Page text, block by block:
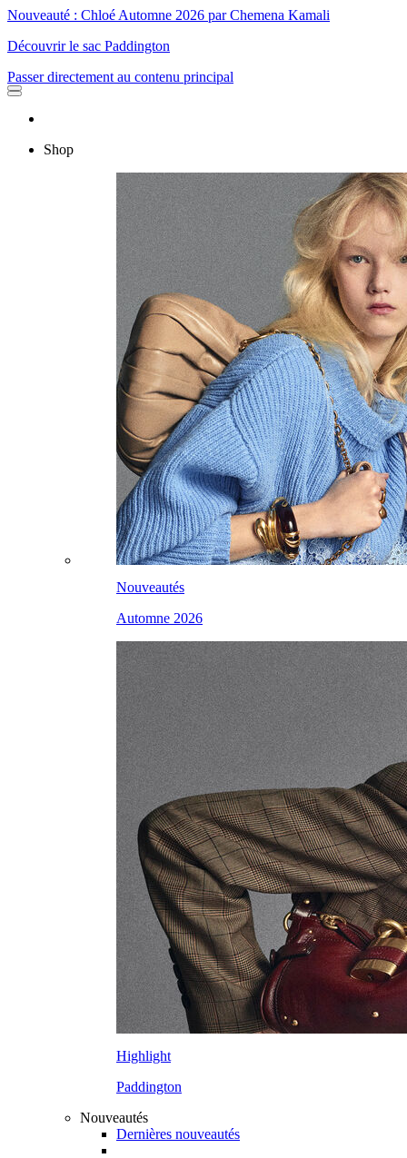
Nouveauté : Chloé Automne 2026 par Chemena Kamali
Découvrir le sac Paddington
Passer directement au contenu principal
Shop
Nouveautés
Automne 2026
Highlight
Paddington
Nouveautés
Dernières nouveautés